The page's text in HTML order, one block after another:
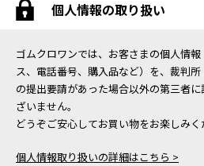
個人情報の取り扱い
ゴムクロワンでは、お客さまの個人情
ス、電話番号、購入品など）を、裁判
の提出要請があった場合以外の第三者
ざいません。
どうぞご安心してお買い物をお楽しみく
個人情報取り扱いの詳細はこちら >